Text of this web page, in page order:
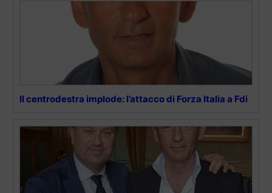
Il centrodestra implode: l’attacco di Forza Italia a Fdi